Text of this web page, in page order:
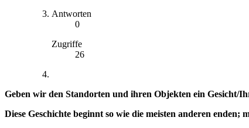
Antworten
0
Zugriffe
26
Geben wir den Standorten und ihren Objekten ein Gesicht/
Diese Geschichte beginnt so wie die meisten anderen enden;